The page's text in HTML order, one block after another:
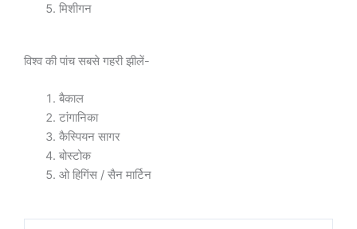
मिशीगन
विश्व की पांच सबसे गहरी झीलें-
बैकाल
टांगानिका
कैस्पियन सागर
बोस्टोक
ओ हिगिंस / सैन मार्टिन